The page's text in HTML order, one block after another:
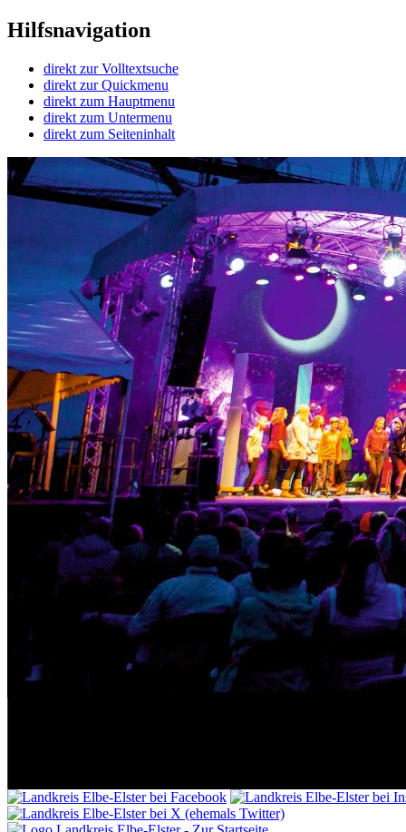
Hilfsnavigation
direkt zur Volltextsuche
direkt zur Quickmenu
direkt zum Hauptmenu
direkt zum Untermenu
direkt zum Seiteninhalt